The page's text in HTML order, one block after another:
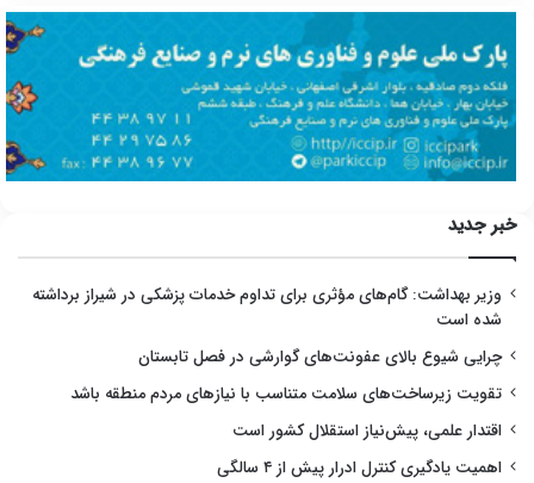
خبر جدید
وزیر بهداشت: گام‌های مؤثری برای تداوم خدمات پزشکی در شیراز برداشته
شده است
چرایی شیوع بالای عفونت‌های گوارشی در فصل تابستان
تقویت زیرساخت‌های سلامت متناسب با نیازهای مردم منطقه باشد
اقتدار علمی، پیش‌نیاز استقلال کشور است
اهمیت یادگیری کنترل ادرار پیش از ۴ سالگی